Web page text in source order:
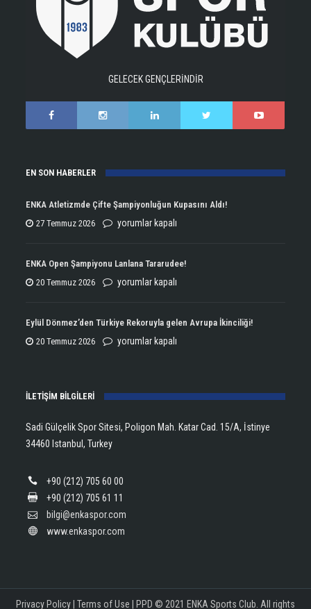
GELECEK GENÇLERİNDİR
EN SON HABERLER
ENKA Atletizmde Çifte Şampiyonluğun Kupasını Aldı!
27 Temmuz 2026
ENKA
Çifte
Şampiyonluğun
yorumlar kapalı
ENKA Open Şampiyonu Lanlana Tararudee!
20 Temmuz 2026
ENKA
Şampiyonu
Lanlana
yorumlar kapalı
Eylül Dönmez’den Türkiye Rekoruyla gelen Avrupa İkinciliği!
20 Temmuz 2026
Eylül
Rekoruyla
Avrupa
yorumlar kapalı
İLETİŞİM BİLGİLERİ
Sadi Gülçelik Spor Sitesi, Poligon Mah. Katar Cad. 15/A, İstinye
34460 Istanbul, Turkey
+90 (212) 705 60 00
+90 (212) 705 61 11
bilgi@enkaspor.com
www.enkaspor.com
Privacy Policy| Terms of Use | PPD © 2021 ENKA Sports Club. All rights